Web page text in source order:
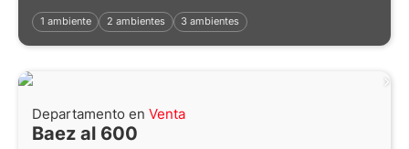
1 ambiente 2 ambientes 3 ambientes
Departamento en Venta
Baez al 600